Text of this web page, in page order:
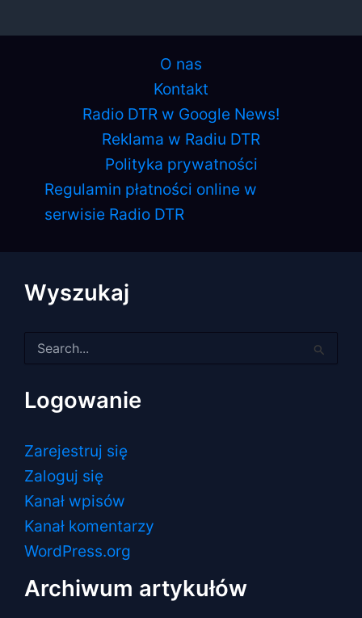
O nas
Kontakt
Radio DTR w Google News!
Reklama w Radiu DTR
Polityka prywatności
Regulamin płatności online w
serwisie Radio DTR
Wyszukaj
dla:
Logowanie
Zarejestruj się
Zaloguj się
Kanał wpisów
Kanał komentarzy
WordPress.org
Archiwum artykułów